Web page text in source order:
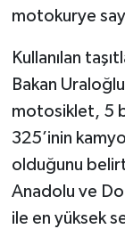
motokurye
Kullanılan
Bakan
motosiklet, 5
325’inin
olduğunu
Anadolu ve
ile en yüksek